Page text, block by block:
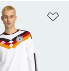
přání